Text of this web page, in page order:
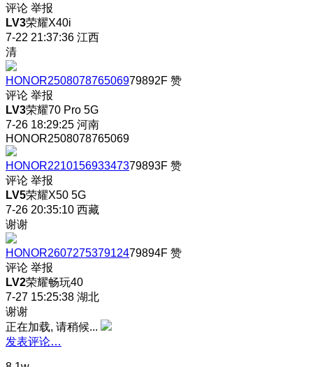
评论 举报
LV3荣耀X40i
7-22 21:37:36 江西
清
HONOR250807876506979892F 赞
评论 举报
LV3荣耀70 Pro 5G
7-26 18:29:25 河南
HONOR2508078765069
HONOR221015693347379893F 赞
评论 举报
LV5荣耀X50 5G
7-26 20:35:10 西藏
谢谢
HONOR260727537912479894F 赞
评论 举报
LV2荣耀畅玩40
7-27 15:25:38 湖北
谢谢
正在加载, 请稍候...
发表评论…